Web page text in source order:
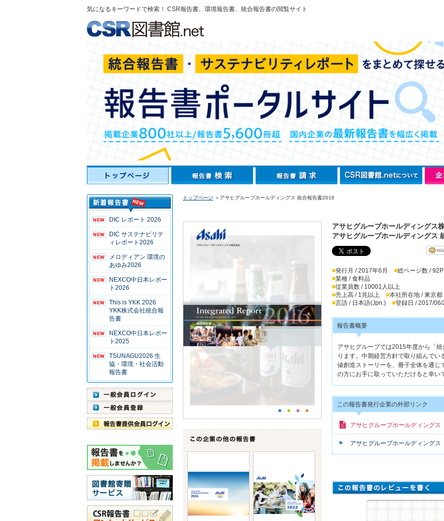
気になるキーワードで検索！ CSR報告書、環境報告書、統合報告書の閲覧サイト
DIC レポート 2026
DIC サステナビリテ
ィレポート2026
メロディアン 環境の
あゆみ2026
NEXCO中日本レポー
ト2026
This is YKK 2026
YKK株式会社統合報
告書
NEXCO中日本レポー
ト2025
TSUNAGU2026 生
協・環境・社会活動
報告書
トップページ ＞アサヒグループホールディングス 統合報告書2016
アサヒグループホールディングス
アサヒグループホールディングス
■発行月 / 2017年6月 ■総ページ数 / 92P
■業種 / 食料品
■従業員数 / 10001人以上
■売上高 / 1兆以上 ■本社所在地 / 東京都
■言語 / 日本語(Jpn.) ■登録日 / 2017/06/
報告書概要
アサヒグループでは2015年度から「
ります。中期経営方針で取り組んで
値創造ストーリーを、冊子全体を通じ
の方にお手に取っていただけると幸い
この報告書発行企業の外部リンク
アサヒグループホールディング
アサヒグループホールディング